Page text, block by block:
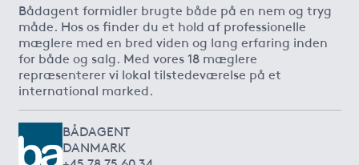
Bådagent formidler brugte både på en nem og tryg
måde. Hos os finder du et hold af professionelle
mæglere med en bred viden og lang erfaring inden
for både og salg. Med vores 18 mæglere
repræsenterer vi lokal tilstedeværelse på et
international marked.
BÅDAGENT
DANMARK